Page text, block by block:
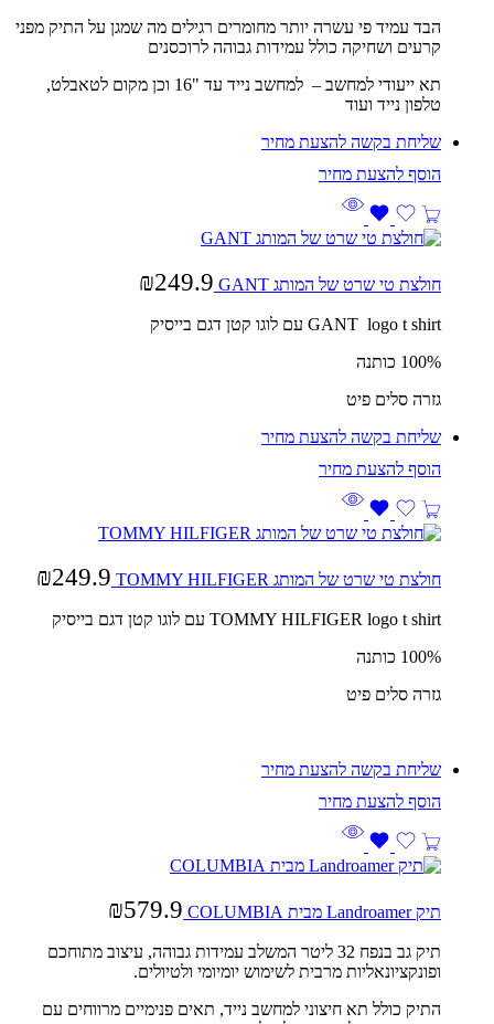
הבד עמיד פי עשרה יותר מחומרים רגילים מה שמגן על התיק מפני
קרעים ושחיקה כולל עמידות גבוהה לרוכסנים
תא ייעודי למחשב – למחשב נייד עד ‎16"‎ וכן מקום לטאבלט,
טלפון נייד ועוד
שליחת בקשה להצעת מחיר
חולצת טי שרט של המותג GANT ₪249.9
GANT logo t shirt עם לוגו קטן דגם בייסיק
100% כותנה
גזרה סלים פיט
שליחת בקשה להצעת מחיר
חולצת טי שרט של המותג TOMMY HILFIGER ₪249.9
TOMMY HILFIGER logo t shirt עם לוגו קטן דגם בייסיק
100% כותנה
גזרה סלים פיט
שליחת בקשה להצעת מחיר
תיק Landroamer מבית COLUMBIA ₪579.9
תיק גב בנפח 32 ליטר המשלב עמידות גבוהה, עיצוב מתוחכם
ופונקציונאליות מרבית לשימוש יומיומי ולטיולים.
התיק כולל תא חיצוני למחשב נייד, תאים פנימיים מרווחים עם